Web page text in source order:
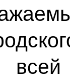
всей